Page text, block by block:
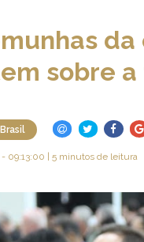
sobre
- 09:13:00 | 5 minutos de leitura